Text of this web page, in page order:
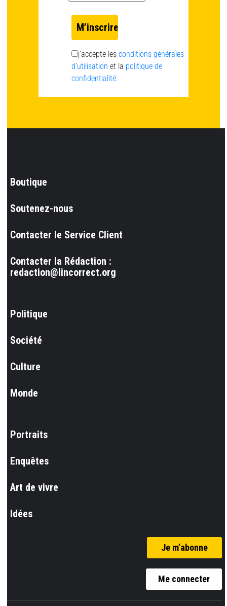
j’accepte les conditions générales
d’utilisation et la politique de
confidentialité.
Boutique
Soutenez-nous
Contacter le Service Client
Contacter la Rédaction :
redaction@lincorrect.org
Politique
Société
Culture
Monde
Portraits
Enquêtes
Art de vivre
Idées
Je m’abonne
Me connecter